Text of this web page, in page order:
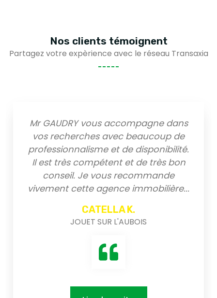
Nos clients témoignent
Partagez votre expèrience avec le réseau Transaxia
vous accompagne dans
avec beaucoup de
et de disponibilité.
très compétent et de très bon
Je vous recommande
cette agence immobilière ...
JOUET SUR L'AUBOIS
bonne